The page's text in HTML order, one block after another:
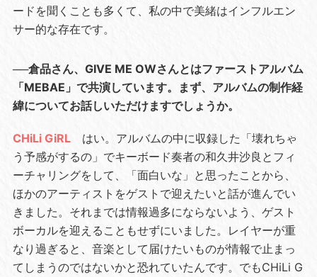
ードを聞くことも多くて、私の中で美緒はインフルエン
サー的な存在です。
──倉品さん、GIVE ME OWさんとはファーストアルバム
「MEBAE」で共演しています。まず、アルバムの制作経
緯についてお話しいただけますでしょうか。
CHiLi GiRL
はい。アルバムの中に収録した「壊れちゃ
う予感がするの」でキーボード奏者の和久井沙良とフィ
ーチャリングをして、「面白いな」と思ったことから、
ほかのアーティストをゲストで迎えたいと話が進んでい
きました。それまでは情報過多にならないよう、ゲスト
ボーカルを迎えることもせずにいました。レイヤーが重
なり過ぎると、音楽として届けたいものが情報で止まっ
てしまうのではないかと恐れていたんです。でもCHiLi G